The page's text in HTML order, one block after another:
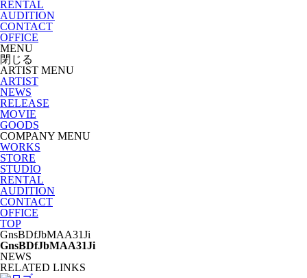
RENTAL
AUDITION
CONTACT
OFFICE
MENU
閉じる
ARTIST MENU
ARTIST
NEWS
RELEASE
MOVIE
GOODS
COMPANY MENU
WORKS
STORE
STUDIO
RENTAL
AUDITION
CONTACT
OFFICE
TOP
GnsBDfJbMAA31Ji
GnsBDfJbMAA31Ji
NEWS
RELATED LINKS